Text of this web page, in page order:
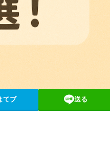
てブ 送る